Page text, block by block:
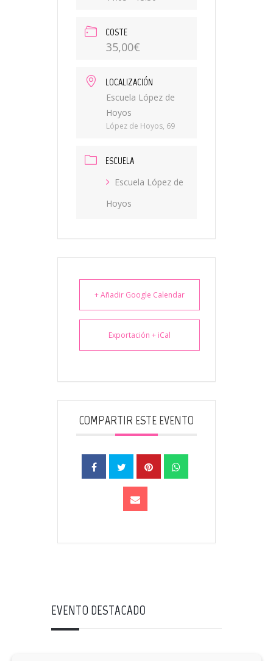
COSTE
35,00€
LOCALIZACIÓN
Escuela López de
Hoyos
López de Hoyos, 69
ESCUELA
Escuela López de
Hoyos
+ Añadir Google Calendar
Exportación + iCal
COMPARTIR ESTE EVENTO
EVENTO DESTACADO